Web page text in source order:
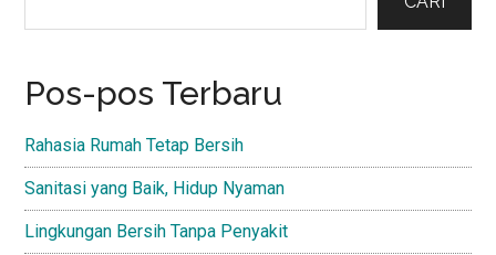
Pos-pos Terbaru
Rahasia Rumah Tetap Bersih
Sanitasi yang Baik, Hidup Nyaman
Lingkungan Bersih Tanpa Penyakit